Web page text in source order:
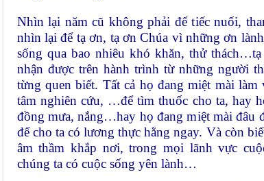
Nhìn lại năm cũ không phải để tiếc nuối,
nhìn lại để tạ ơn, tạ ơn Chúa vì những ơn
sống qua bao nhiêu khó khăn, thử
nhận được trên hành trình từ những người
từng quen biết. Tất cả họ đang miệt mài
tâm nghiên cứu, …để tìm thuốc cho ta, hay
đồng mưa, nắng…hay họ đang miệt mài
để cho ta có lương thực hằng ngay. Và còn
âm thầm khắp nơi, trong mọi lãnh vực
chúng ta có cuộc sống yên lành…